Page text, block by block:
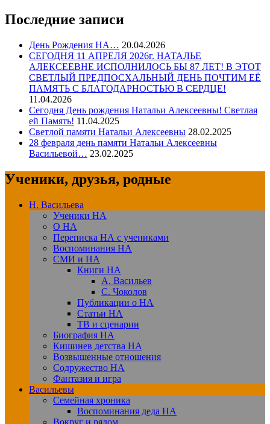
Последние записи
День Рождения НА… 20.04.2026
СЕГОДНЯ 11 АПРЕЛЯ 2026г. НАТАЛЬЕ
АЛЕКСЕЕВНЕ ИСПОЛНИЛОСЬ БЫ 87 ЛЕТ! В ЭТОТ
СВЕТЛЫЙ ПРЕДПОСХАЛЬНЫЙ ДЕНЬ ПОЧТИМ ЕЁ
ПАМЯТЬ С БЛАГОДАРНОСТЬЮ В СЕРДЦЕ!
11.04.2026
Сегодня День рождения Натальи Алексеевны! Светлая
ей Память! 11.04.2025
Светлой памяти Натальи Алексеевны 28.02.2025
28 февраля день памяти Натальи Алексеевны
Васильевой… 23.02.2025
Ученики, друзья, родные
Н. Васильева
Ученики НА
О НА
Переписка НА с учениками
Воспоминания НА
СМИ и НА
Книги НА
А. Васильев
С. Чоколов
Публикации о НА
Статьи НА
ТВ и сценарии
Биография НА
Кишинев детства НА
Возвышенные отношения
Содружество НА
Фантазия и игра
Васильевы
Семейная хроника
Воспоминания деда НА